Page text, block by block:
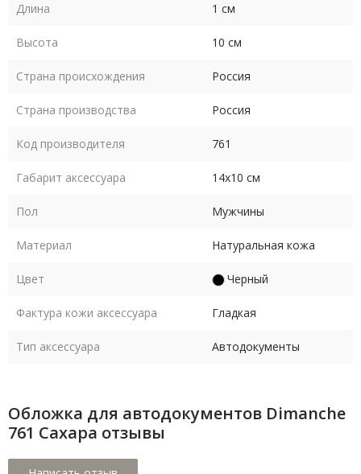
Длина 1 см
Высота 10 см
Страна происхождения Россия
Страна производства Россия
Код производителя 761
Габарит аксессуара 14х10 см
Пол Мужчины
Материал Натуральная кожа
Цвет Черный
Фактура кожи аксессуара Гладкая
Тип аксессуара Автодокументы
Обложка для автодокументов Dimanche
761 Сахара отзывы